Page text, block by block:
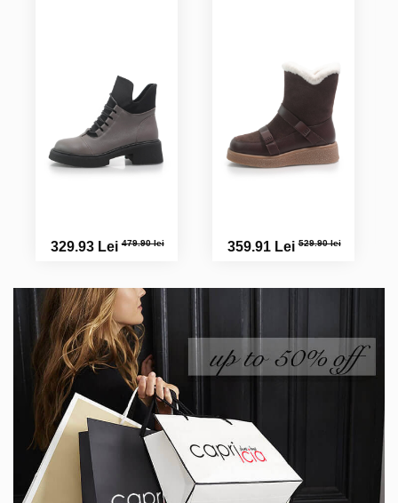
329.93 Lei479.90 lei 359.91 Lei529.90 lei